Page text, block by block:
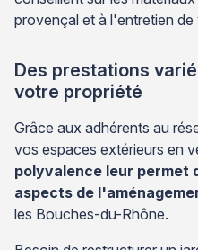
provençal et à l'entretien de
Des prestations
votre propriété
Grâce aux adhérents au
vos espaces extérieurs en
polyvalence leur permet
aspects de
les Bouches-du-Rhône.